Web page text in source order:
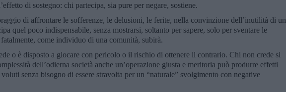
di sostegno: chi partecipa, sia pure per negare, sostiene.
di affrontare le sofferenze, le delusioni, le ferite, nella convinzione dell’inutilità di un
quel poco indispensabile, senza mostrarsi, soltanto per sapere, solo per sventare le
come individuo di una comunità, subirà.
o è disposto a giocare con pericolo o il rischio di ottenere il contrario. Chi non crede si
dell’odierna società anche un’operazione giusta e meritoria può produrre effetti
senza bisogno di essere stravolta per un “naturale” svolgimento con negative